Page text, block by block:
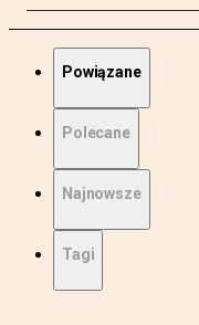
Powiązane
Polecane
Najnowsze
Tagi